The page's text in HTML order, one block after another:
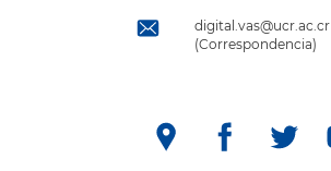
digital.vas@ucr.ac.cr
(Correspondencia)